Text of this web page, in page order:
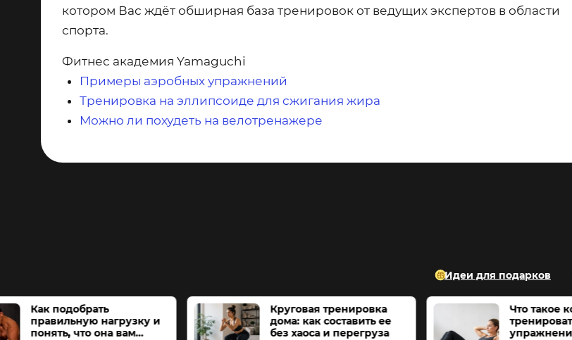
котором Вас ждёт обширная база тренировок от ведущих экспертов в области
спорта.
Фитнес академия Yamaguchi
Примеры аэробных упражнений
Тренировка на эллипсоиде для сжигания жира
Можно ли похудеть на велотренажере
Идеи для подарков
Как подобрать
правильную нагрузку и
понять, что она вам
Круговая тренировка
дома: как составить ее
без хаоса и перегруза